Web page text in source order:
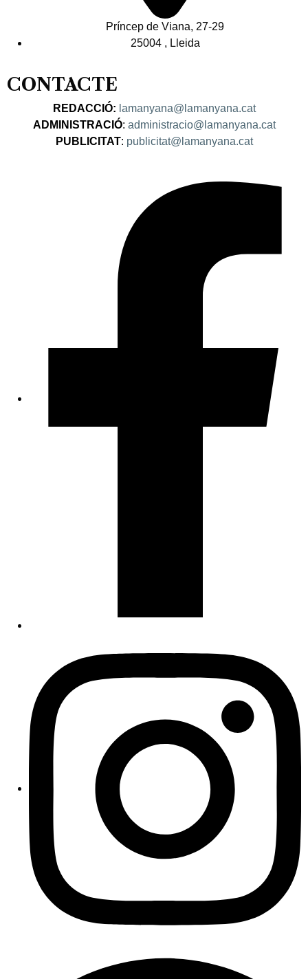
Príncep de Viana, 27-29
25004 , Lleida
CONTACTE
REDACCIÓ: lamanyana@lamanyana.cat
ADMINISTRACIÓ: administracio@lamanyana.cat
PUBLICITAT: publicitat@lamanyana.cat